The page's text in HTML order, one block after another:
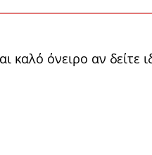
καλό όνειρο αν